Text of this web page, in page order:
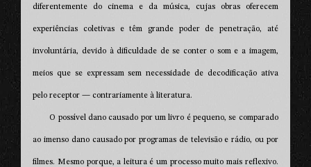
diferentemente do cinema e da música, cujas obras oferecem
experiências coletivas e têm grande poder de penetração, até
involuntária, devido à dificuldade de se conter o som e a imagem,
meios que se expressam sem necessidade de decodificação ativa
pelo receptor — contrariamente à literatura.
O possível dano causado por um livro é pequeno, se comparado
ao imenso dano causado por programas de televisão e rádio, ou por
filmes. Mesmo porque, a leitura é um processo muito mais reflexivo.